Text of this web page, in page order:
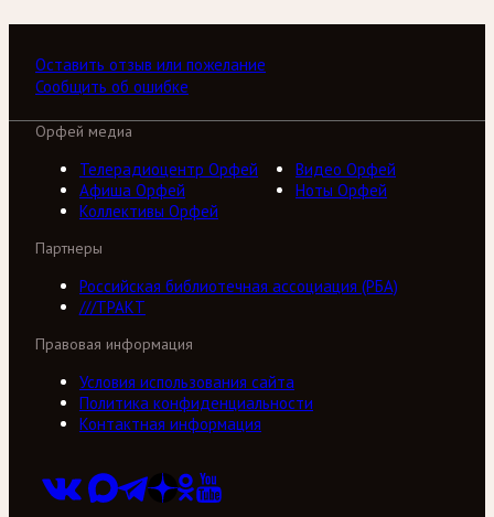
Оставить отзыв или пожелание
Сообщить об ошибке
Орфей медиа
Телерадиоцентр Орфей
Видео Орфей
Афиша Орфей
Ноты Орфей
Коллективы Орфей
Партнеры
Российская библиотечная ассоциация (РБА)
///ТРАКТ
Правовая информация
Условия использования сайта
Политика конфиденциальности
Контактная информация